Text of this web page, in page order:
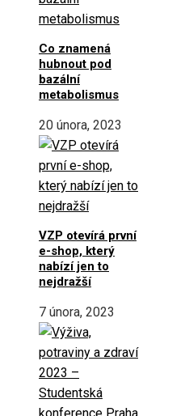
Co znamená
hubnout pod
bazální
metabolismus
20 února, 2023
VZP otevírá první
e-shop, který
nabízí jen to
nejdražší
7 února, 2023